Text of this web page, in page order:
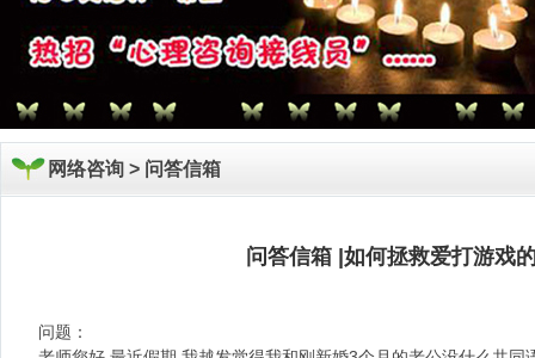
网络咨询 > 问答信箱
问答信箱 |如何拯救爱打游戏
问题：